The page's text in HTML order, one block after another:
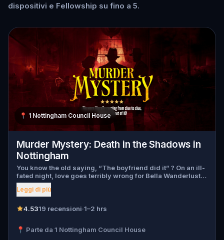
dispositivi e Fellowship su fino a 5.
📍 1 Nottingham Council House
Murder Mystery: Death in the Shadows in
Nottingham
You know the old saying, “The boyfriend did it” ? On an ill-
fated night, love goes terribly wrong for Bella Wanderlust
and Walter Bridges . Bella, a famous travel blogger, was
found dead during a ghost tour led by the theatrical Percy
Walter, the obsessed boyfriend? Percy, the ghost tour
suspects, and expose the real murderer before they strike
Leggi di più
4.5319 recensioni·1–2 hrs
📍 Parte da 1 Nottingham Council House